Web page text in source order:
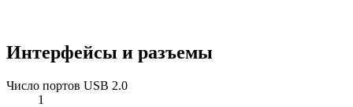
Интерфейсы и разъемы
Число портов USB 2.0
1